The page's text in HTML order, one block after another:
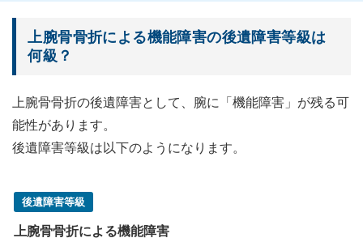
上腕骨骨折による機能障害の後遺障害等級は
何級？
上腕骨骨折の後遺障害として、腕に「機能障害」が残る可
能性があります。
後遺障害等級は以下のようになります。
後遺障害等級
上腕骨骨折による機能障害